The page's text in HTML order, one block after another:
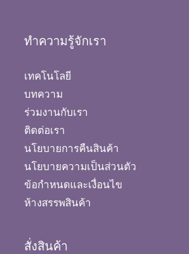
ทำความรู้จักเรา
เทคโนโลยี
บทความ
ร่วมงานกับเรา
ติดต่อเรา
นโยบายการคืนสินค้า
นโยบายความเป็นส่วนตัว
ข้อกำหนดและเงื่อนไข
ห้างสรรพสินค้า
สั่งสินค้า